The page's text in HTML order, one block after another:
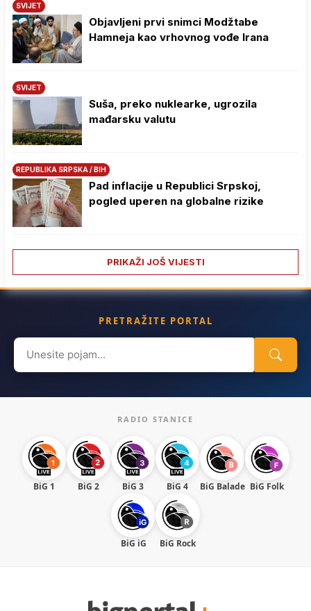
SVIJET
Objavljeni prvi snimci Modžtabe
Hamneja kao vrhovnog vođe Irana
SVIJET
Suša, preko nuklearke, ugrozila
mađarsku valutu
REPUBLIKA SRPSKA / BIH
Pad inflacije u Republici Srpskoj,
pogled uperen na globalne rizike
PRIKAŽI JOŠ VIJESTI
PRETRAŽITE PORTAL
Search
for:
RADIO STANICE
BiG 1 BiG 2 BiG 3 BiG 4 BiG Balade BiG Folk
BiG iG BiG Rock